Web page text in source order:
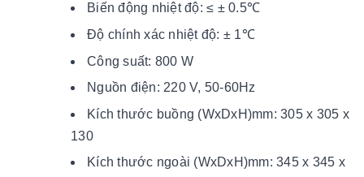
Biến động nhiệt độ: ≤ ± 0.5℃
Độ chính xác nhiệt độ: ± 1℃
Công suất: 800 W
Nguồn điện: 220 V, 50-60Hz
Kích thước buồng (WxDxH)mm: 305 x 305 x
130
Kích thước ngoài (WxDxH)mm: 345 x 345 x